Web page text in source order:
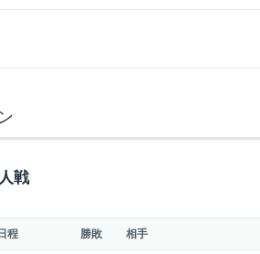
戦
程 勝敗 相手